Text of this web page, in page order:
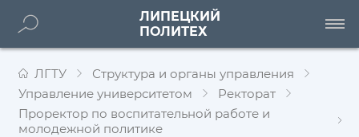
ЛГТУ
Структура и органы управления
Управление университетом
Ректорат
Проректор по воспитательной работе и
молодежной политике
ЛИПЕЦКИЙ
ПОЛИТЕХ